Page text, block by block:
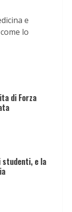
e
lo
di Forza
studenti, e la